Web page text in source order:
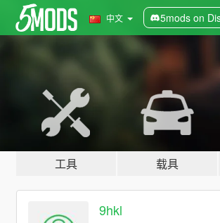
中文 5mods on
工具 载具
9hkl